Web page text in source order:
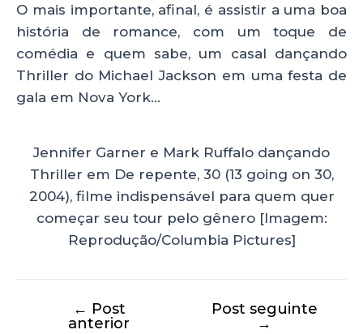
O mais importante, afinal, é assistir a uma boa
história de romance, com um toque de
comédia e quem sabe, um casal dançando
Thriller do Michael Jackson em uma festa de
gala em Nova York…
Jennifer Garner e Mark Ruffalo dançando
Thriller em De repente, 30 (13 going on 30,
2004), filme indispensável para quem quer
começar seu tour pelo gênero [Imagem:
Reprodução/Columbia Pictures]
← Post
anterior
Post seguinte
→